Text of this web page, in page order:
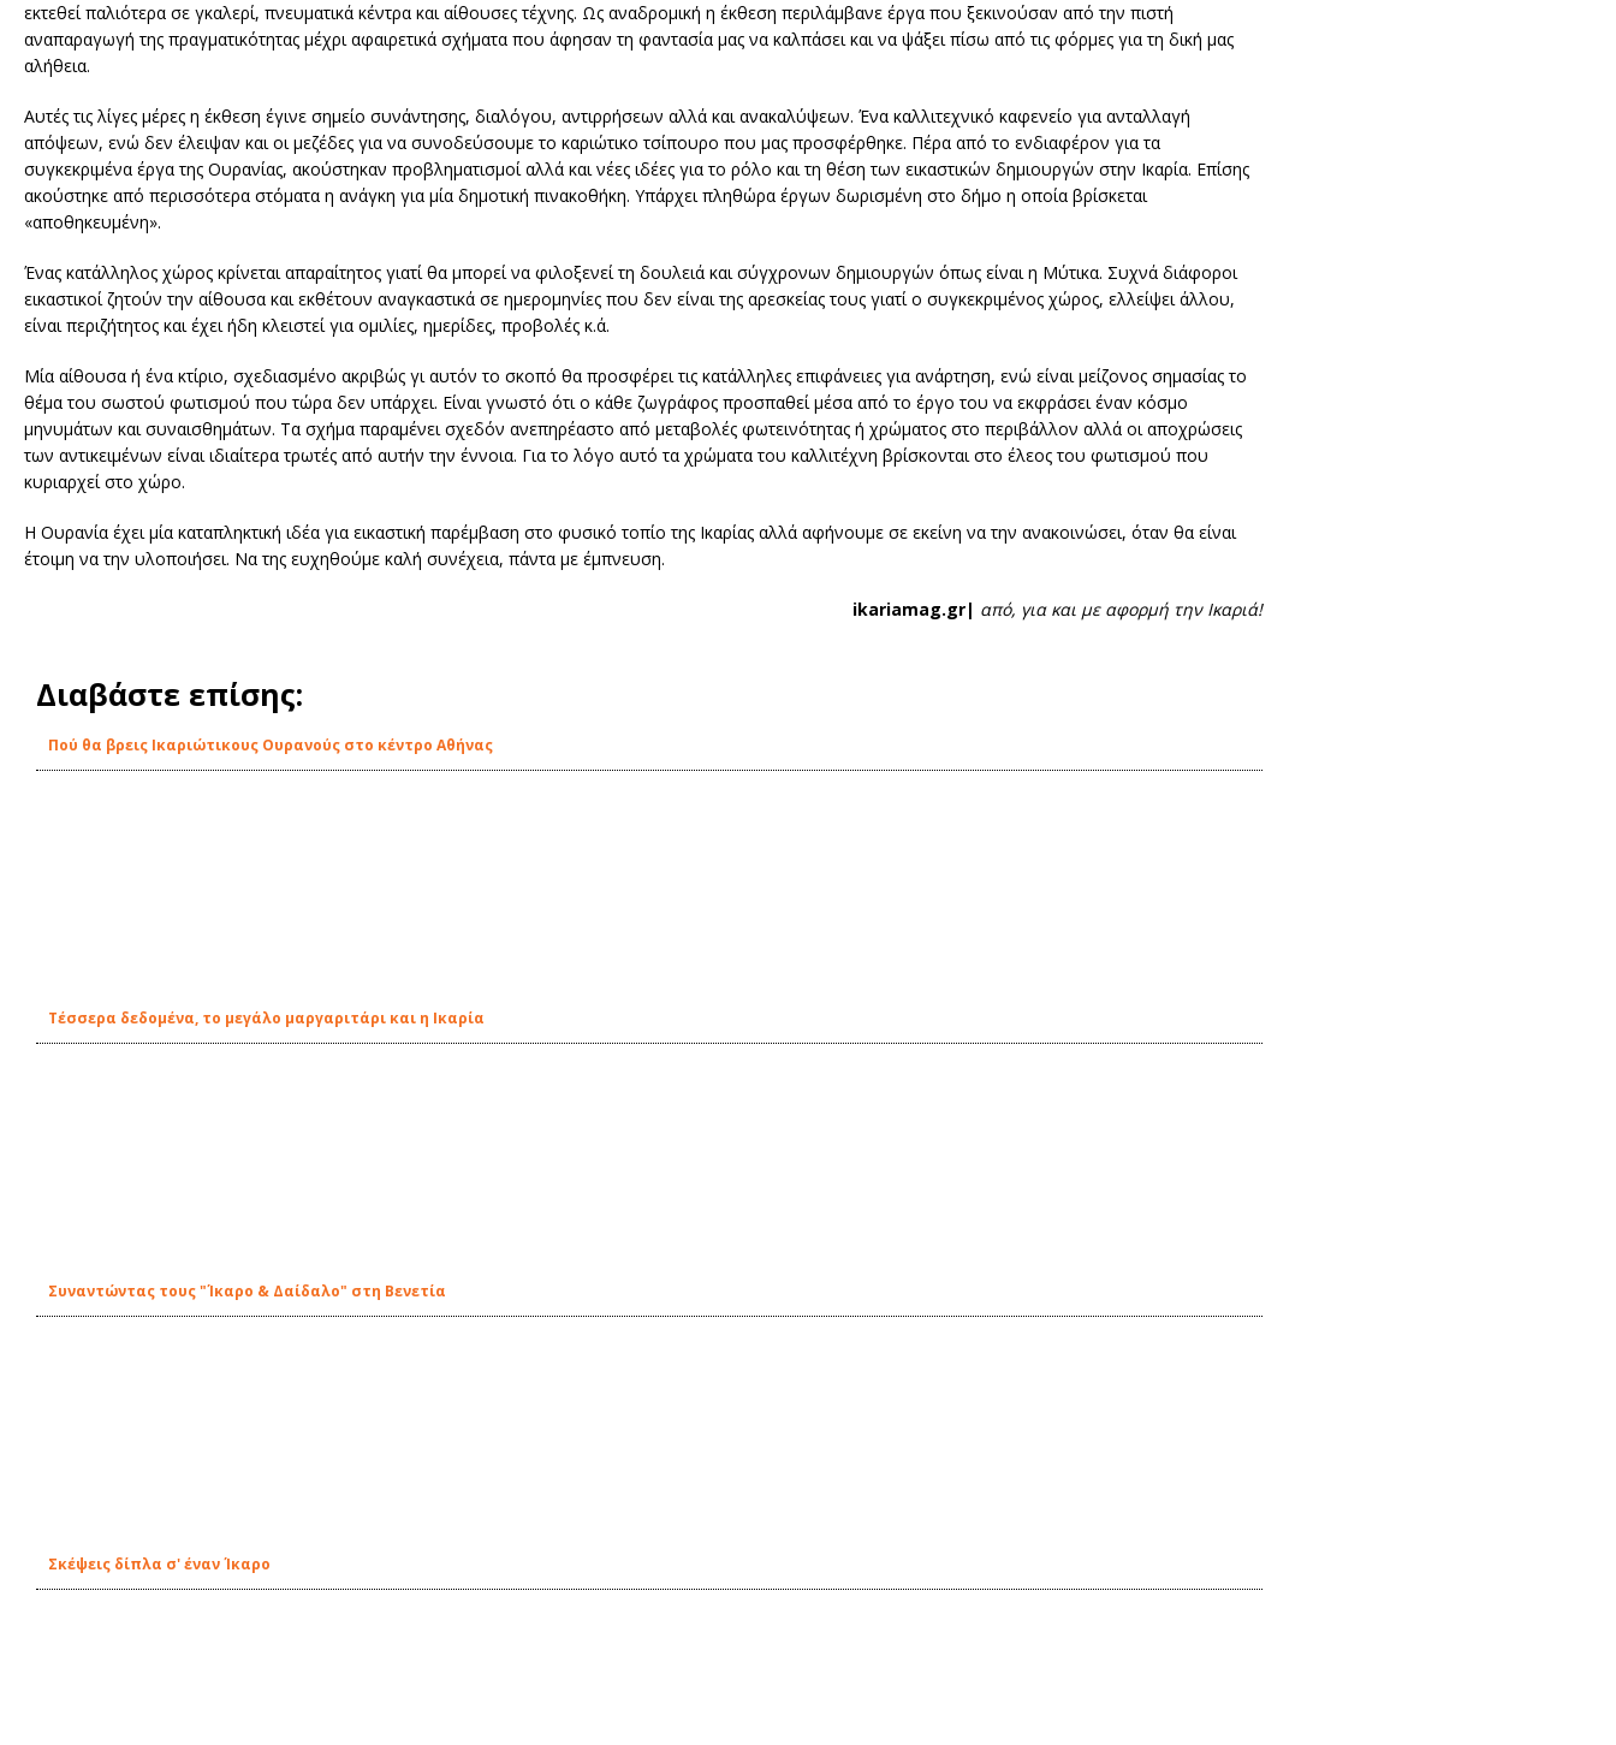
εκτεθεί παλιότερα σε γκαλερί, πνευματικά κέντρα και αίθουσες τέχνης. Ως αναδρομική η έκθεση περιλάμβανε έργα που ξεκινούσαν από την πιστή
αναπαραγωγή της πραγματικότητας μέχρι αφαιρετικά σχήματα που άφησαν τη φαντασία μας να καλπάσει και να ψάξει πίσω από τις φόρμες για τη δική μας
αλήθεια.
Αυτές τις λίγες μέρες η έκθεση έγινε σημείο συνάντησης, διαλόγου, αντιρρήσεων αλλά και ανακαλύψεων. Ένα καλλιτεχνικό καφενείο για ανταλλαγή
απόψεων, ενώ δεν έλειψαν και οι μεζέδες για να συνοδεύσουμε το καριώτικο τσίπουρο που μας προσφέρθηκε. Πέρα από το ενδιαφέρον για τα
συγκεκριμένα έργα της Ουρανίας, ακούστηκαν προβληματισμοί αλλά και νέες ιδέες για το ρόλο και τη θέση των εικαστικών δημιουργών στην Ικαρία. Επίσης
ακούστηκε από περισσότερα στόματα η ανάγκη για μία δημοτική πινακοθήκη. Υπάρχει πληθώρα έργων δωρισμένη στο δήμο η οποία βρίσκεται
«αποθηκευμένη».
Ένας κατάλληλος χώρος κρίνεται απαραίτητος γιατί θα μπορεί να φιλοξενεί τη δουλειά και σύγχρονων δημιουργών όπως είναι η Μύτικα. Συχνά διάφοροι
εικαστικοί ζητούν την αίθουσα και εκθέτουν αναγκαστικά σε ημερομηνίες που δεν είναι της αρεσκείας τους γιατί ο συγκεκριμένος χώρος, ελλείψει άλλου,
είναι περιζήτητος και έχει ήδη κλειστεί για ομιλίες, ημερίδες, προβολές κ.ά.
Μία αίθουσα ή ένα κτίριο, σχεδιασμένο ακριβώς γι αυτόν το σκοπό θα προσφέρει τις κατάλληλες επιφάνειες για ανάρτηση, ενώ είναι μείζονος σημασίας το
θέμα του σωστού φωτισμού που τώρα δεν υπάρχει. Είναι γνωστό ότι ο κάθε ζωγράφος προσπαθεί μέσα από το έργο του να εκφράσει έναν κόσμο
μηνυμάτων και συναισθημάτων. Τα σχήμα παραμένει σχεδόν ανεπηρέαστο από μεταβολές φωτεινότητας ή χρώματος στο περιβάλλον αλλά οι αποχρώσεις
των αντικειμένων είναι ιδιαίτερα τρωτές από αυτήν την έννοια. Για το λόγο αυτό τα χρώματα του καλλιτέχνη βρίσκονται στο έλεος του φωτισμού που
κυριαρχεί στο χώρο.
Η Ουρανία έχει μία καταπληκτική ιδέα για εικαστική παρέμβαση στο φυσικό τοπίο της Ικαρίας αλλά αφήνουμε σε εκείνη να την ανακοινώσει, όταν θα είναι
έτοιμη να την υλοποιήσει. Να της ευχηθούμε καλή συνέχεια, πάντα με έμπνευση.
ikariamag.gr| από, για και με αφορμή την Ικαριά!
Διαβάστε επίσης:
Πού θα βρεις Ικαριώτικους Ουρανούς στο κέντρο Αθήνας
Τέσσερα δεδομένα, το μεγάλο μαργαριτάρι και η Ικαρία
Συναντώντας τους "Ίκαρο & Δαίδαλο" στη Βενετία
Σκέψεις δίπλα σ' έναν Ίκαρο